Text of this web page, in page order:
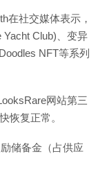
在社交媒体表示，
Club)、变异
NFT等系列
网站第三
恢复正常。
储备金（占供应